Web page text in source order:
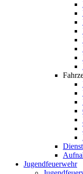
Jugendfeuerwehr